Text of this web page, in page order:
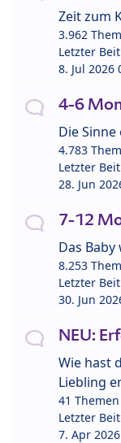
Zeit zum
3.962
Letzter
8. Jul 2026
4-6
Die
4.783
Letzter
28. Jun
7-12
Das
8.253
Letzter
30. Jun
NEU:
Wie hast
Liebling
41
Letzter
7. Apr